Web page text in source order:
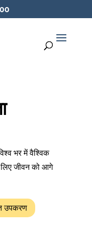
भर में वैश्विक
जीवन को आगे
उपकरण